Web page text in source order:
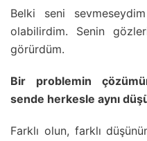
Belki seni
olabilirdim. Senin
görürdüm.
Bir problemin
sende herkesle aynı
Farklı olun, farklı